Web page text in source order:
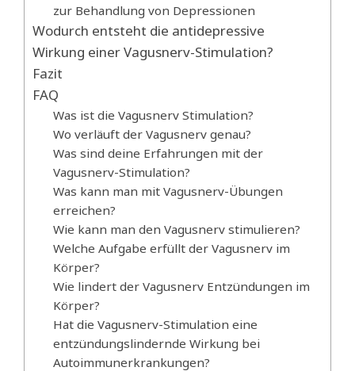
zur Behandlung von Depressionen
Wodurch entsteht die antidepressive
Wirkung einer Vagusnerv-Stimulation?
Fazit
FAQ
Was ist die Vagusnerv Stimulation?
Wo verläuft der Vagusnerv genau?
Was sind deine Erfahrungen mit der
Vagusnerv-Stimulation?
Was kann man mit Vagusnerv-Übungen
erreichen?
Wie kann man den Vagusnerv stimulieren?
Welche Aufgabe erfüllt der Vagusnerv im
Körper?
Wie lindert der Vagusnerv Entzündungen im
Körper?
Hat die Vagusnerv-Stimulation eine
entzündungslindernde Wirkung bei
Autoimmunerkrankungen?